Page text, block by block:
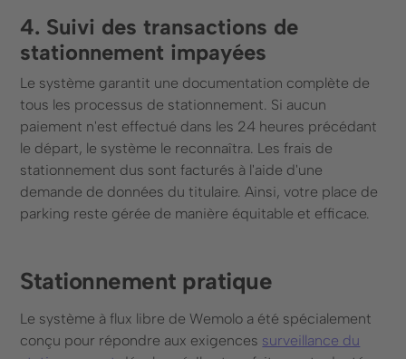
4. Suivi des transactions de
stationnement impayées
Le système garantit une documentation complète de
tous les processus de stationnement. Si aucun
paiement n'est effectué dans les 24 heures précédant
le départ, le système le reconnaîtra. Les frais de
stationnement dus sont facturés à l'aide d'une
demande de données du titulaire. Ainsi, votre place de
parking reste gérée de manière équitable et efficace.
Stationnement pratique
Le système à flux libre de Wemolo a été spécialement
conçu pour répondre aux exigences surveillance du